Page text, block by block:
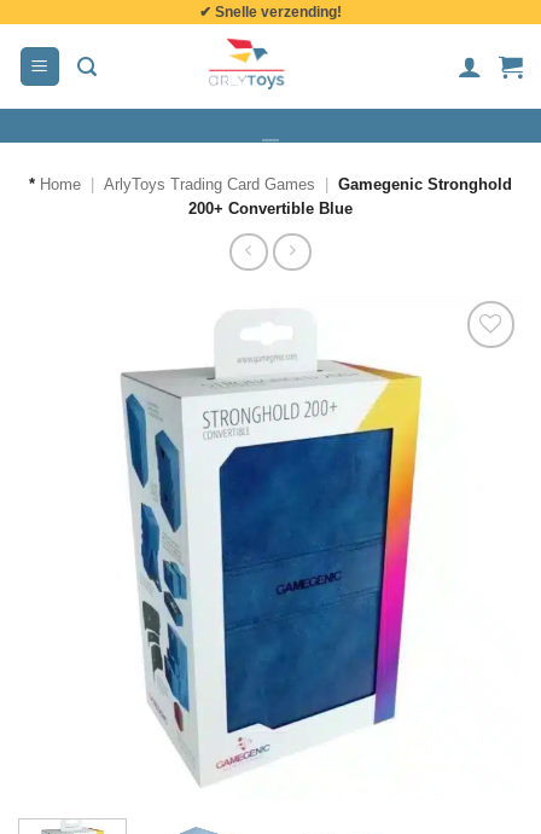
inhoud
✔ Snelle verzending!
* Home ArlyToys Trading Card Games
Gamegenic Stronghold
200+ Convertible Blue